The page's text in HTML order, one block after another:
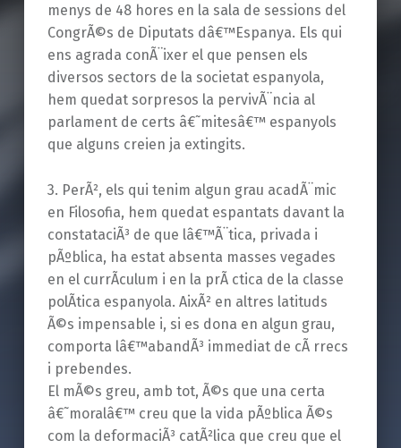
menys de 48 hores en la sala de sessions del
CongrÃ©s de Diputats dâ€™Espanya. Els qui
ens agrada conÃ¨ixer el que pensen els
diversos sectors de la societat espanyola,
hem quedat sorpresos la pervivÃ¨ncia al
parlament de certs â€˜mitesâ€™ espanyols
que alguns creien ja extingits.
3. PerÃ², els qui tenim algun grau acadÃ¨mic
en Filosofia, hem quedat espantats davant la
constataciÃ³ de que lâ€™Ã¨tica, privada i
pÃºblica, ha estat absenta masses vegades
en el currÃ­culum i en la prÃ ctica de la classe
polÃ­tica espanyola. AixÃ² en altres latituds
Ã©s impensable i, si es dona en algun grau,
comporta lâ€™abandÃ³ immediat de cÃ rrecs
i prebendes.
El mÃ©s greu, amb tot, Ã©s que una certa
â€˜moralâ€™ creu que la vida pÃºblica Ã©s
com la deformaciÃ³ catÃ²lica que creu que el